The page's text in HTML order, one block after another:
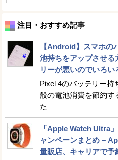
注目・おすすめ記事
【Android】スマホの
池持ちをアップさせ
リーが悪いのでいろい
Pixel 4のバッテリー持
般の電池消費を節約す
た
「Apple Watch Ultra
ャンペーンまとめ –
量販店、キャリアで予